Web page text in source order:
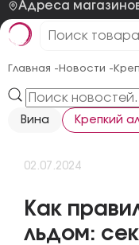
Адреса
Главная - Новости -
Вина Крепкий
02.07.2024
Как
льдом: